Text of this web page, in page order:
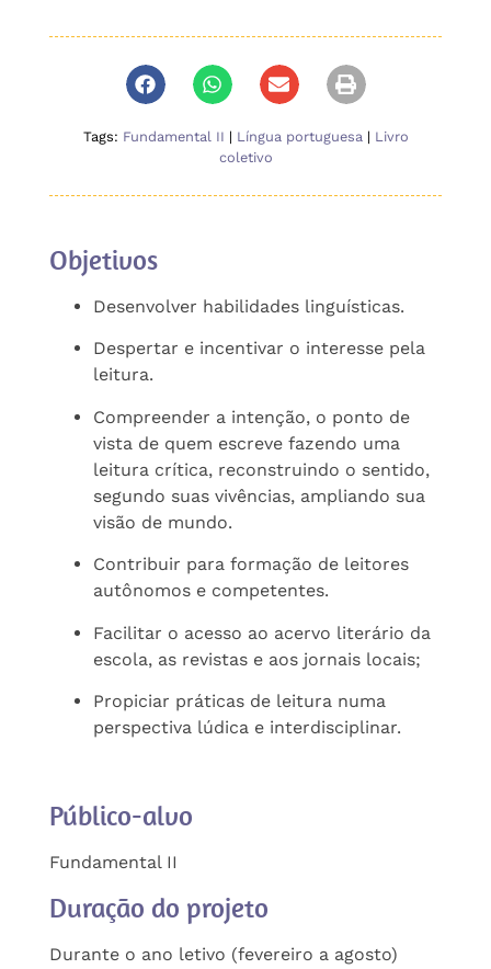
Tags: Fundamental II | Língua portuguesa| Livro
coletivo
Objetivos
Desenvolver habilidades linguísticas.
Despertar e incentivar o interesse pela
leitura.
Compreender a intenção, o ponto de
vista de quem escreve fazendo uma
leitura crítica, reconstruindo o sentido,
segundo suas vivências, ampliando sua
visão de mundo.
Contribuir para formação de leitores
autônomos e competentes.
Facilitar o acesso ao acervo literário da
escola, as revistas e aos jornais locais;
Propiciar práticas de leitura numa
perspectiva lúdica e interdisciplinar.
Público-alvo
Fundamental II
Duração do projeto
Durante o ano letivo (fevereiro a agosto)